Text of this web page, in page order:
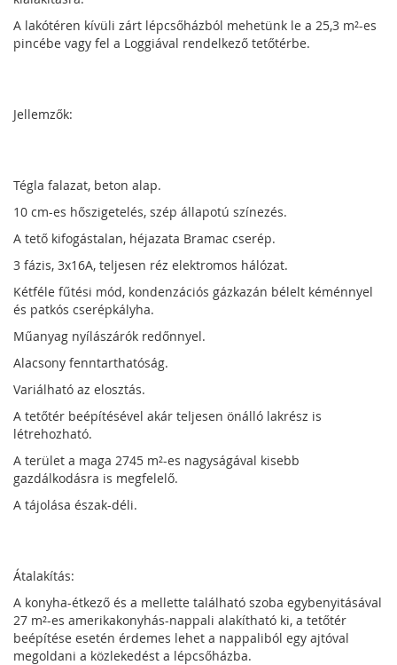
A lakótéren kívüli zárt lépcsőházból mehetünk le a 25,3 m²-es
pincébe vagy fel a Loggiával rendelkező tetőtérbe.
Jellemzők:
Tégla falazat, beton alap.
10 cm-es hőszigetelés, szép állapotú színezés.
A tető kifogástalan, héjazata Bramac cserép.
3 fázis, 3x16A, teljesen réz elektromos hálózat.
Kétféle fűtési mód, kondenzációs gázkazán bélelt kéménnyel
és patkós cserépkályha.
Műanyag nyílászárók redőnnyel.
Alacsony fenntarthatóság.
Variálható az elosztás.
A tetőtér beépítésével akár teljesen önálló lakrész is
létrehozható.
A terület a maga 2745 m²-es nagyságával kisebb
gazdálkodásra is megfelelő.
A tájolása észak-déli.
Átalakítás:
A konyha-étkező és a mellette található szoba egybenyitásával
27 m²-es amerikakonyhás-nappali alakítható ki, a tetőtér
beépítése esetén érdemes lehet a nappaliból egy ajtóval
megoldani a közlekedést a lépcsőházba.